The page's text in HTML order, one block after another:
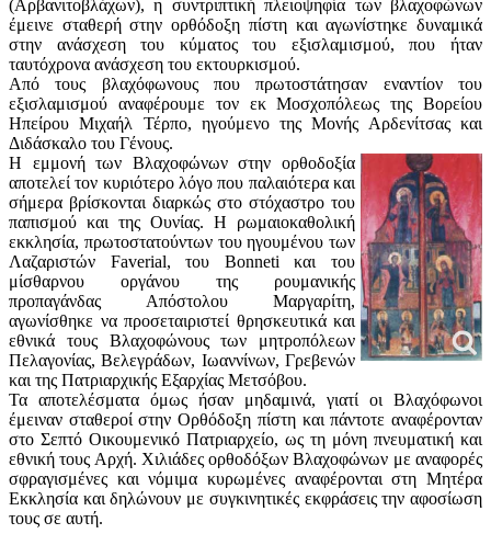
(Αρβανιτοβλάχων), η συντριπτική πλειοψηφία των βλαχοφώνων
έμεινε σταθερή στην ορθόδοξη πίστη και αγωνίστηκε δυναμικά
στην ανάσχεση του κύματος του εξισλαμισμού, που ήταν
ταυτόχρονα ανάσχεση του εκτουρκισμού.
Από τους βλαχόφωνους που πρωτοστάτησαν εναντίον του
εξισλαμισμού αναφέρουμε τον εκ Μοσχοπόλεως της Βορείου
Ηπείρου Μιχαήλ Τέρπο, ηγούμενο της Μονής Αρδενίτσας και
Διδάσκαλο του Γένους.
Η εμμονή των Βλαχοφώνων στην ορθοδοξία
αποτελεί τον κυριότερο λόγο που παλαιότερα και
σήμερα βρίσκονται διαρκώς στο στόχαστρο του
παπισμού και της Ουνίας. Η ρωμαιοκαθολική
εκκλησία, πρωτοστατούντων του ηγουμένου των
Λαζαριστών Faverial, του Bonneti και του
μίσθαρνου οργάνου της ρουμανικής
προπαγάνδας Απόστολου Μαργαρίτη,
αγωνίσθηκε να προσεταιριστεί θρησκευτικά και
εθνικά τους Βλαχοφώνους των μητροπόλεων
Πελαγονίας, Βελεγράδων, Ιωαννίνων, Γρεβενών
και της Πατριαρχικής Εξαρχίας Μετσόβου.
Τα αποτελέσματα όμως ήσαν μηδαμινά, γιατί οι Βλαχόφωνοι
έμειναν σταθεροί στην Ορθόδοξη πίστη και πάντοτε αναφέρονταν
στο Σεπτό Οικουμενικό Πατριαρχείο, ως τη μόνη πνευματική και
εθνική τους Αρχή. Χιλιάδες ορθοδόξων Βλαχοφώνων με αναφορές
σφραγισμένες και νόμιμα κυρωμένες αναφέρονται στη Μητέρα
Εκκλησία και δηλώνουν με συγκινητικές εκφράσεις την αφοσίωση
τους σε αυτή.